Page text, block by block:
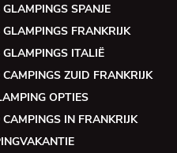
SPANJE
FRANKRIJK
ITALIË
ZUID FRANKRIJK
OPTIES
IN FRANKRIJK